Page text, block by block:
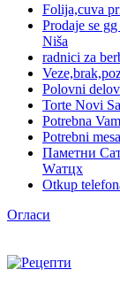
Folija,cuva
Prodaje se
Niša
radnici za
Polovni
Torte Novi
Potrebna
Potrebni
Паметни
Wатцх
Otkup
Огласи